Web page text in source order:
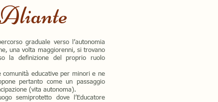
graduale verso l’autonomia
una volta maggiorenni, si trovano
la definizione del proprio ruolo
comunità educative per minori e ne
pertanto come un passaggio
(vita autonoma).
semiprotetto dove l’Educatore